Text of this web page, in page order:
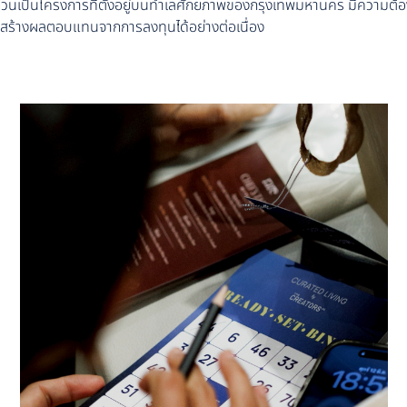
นเป็นโครงการที่ตั้งอยู่บนทำเลศักยภาพของกรุงเทพมหานคร มีความต้อ
ร้างผลตอบแทนจากการลงทุนได้อย่างต่อเนื่อง